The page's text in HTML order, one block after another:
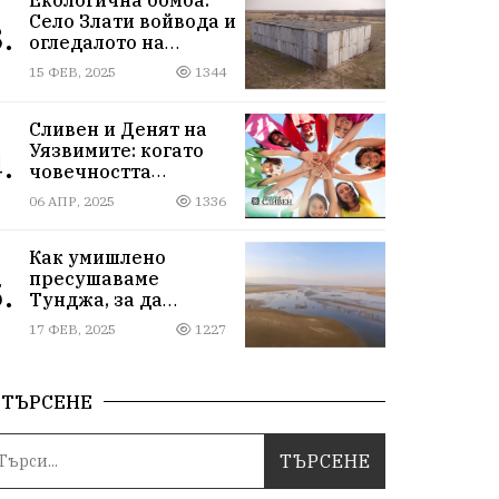
Село Злати войвода и
огледалото на
управлението
15 ФЕВ, 2025 1344
Сливен и Денят на
Уязвимите: когато
човечността
надмогва
предразсъдъците
06 АПР, 2025 1336
Как умишлено
пресушаваме
Тунджа, за да
пълним Марица и…
джобовете на частни
17 ФЕВ, 2025 1227
ТЪРСЕНЕ